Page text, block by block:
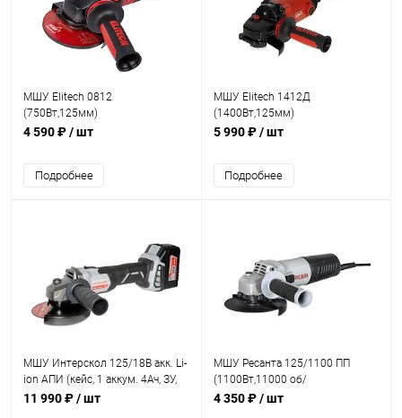
МШУ Elitech 0812
(750Вт,125мм)
4 590 ₽/ шт
Подробнее
МШУ Elitech 1412Д
(1400Вт,125мм)
5 990 ₽/ шт
Подробнее
МШУ Интерскол 125/18В акк. Li-
ion АПИ (кейс, 1 аккум. 4Ач, ЗУ,
сл.)
11 990 ₽/ шт
МШУ Ресанта 125/1100 ПП
(1100Вт,11000 об/
мин,d=125мм)
4 350 ₽/ шт